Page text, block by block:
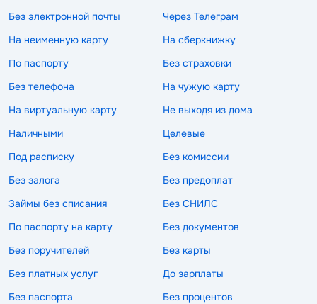
Без электронной почты
Через Телеграм
На неименную карту
На сберкнижку
По паспорту
Без страховки
Без телефона
На чужую карту
На виртуальную карту
Не выходя из дома
Наличными
Целевые
Под расписку
Без комиссии
Без залога
Без предоплат
Займы без списания
Без СНИЛС
По паспорту на карту
Без документов
Без поручителей
Без карты
Без платных услуг
До зарплаты
Без паспорта
Без процентов